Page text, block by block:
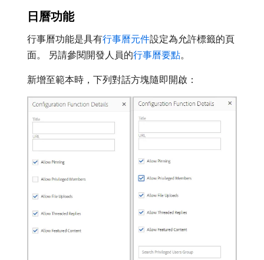
日曆功能
行事曆功能是具有行事曆元件設定為允許標籤的頁
面。 另請參閱開發人員的行事曆要點。
新增至範本時，下列對話方塊隨即開啟：